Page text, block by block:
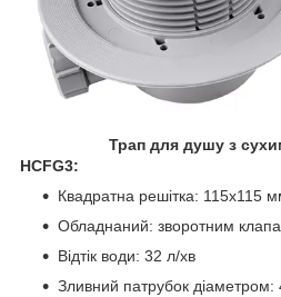
Трап для душу з
HCFG3:
Квадратна решітка: 115х115
Обладнаний: зворотним
Відтік води: 32 л/хв
Зливний патрубок